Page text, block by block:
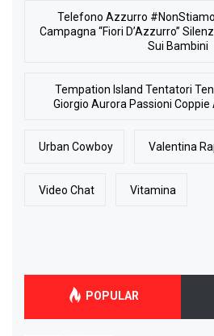
Telefono Azzurro
Campagna “Fiori D’Azzurro”
Sui Bambini
Tempation Island Tentatori
Giorgio Aurora Passioni
Urban Cowboy Valentina
Video Chat Vitamina
POPULAR